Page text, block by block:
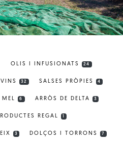
OLIS I INFUSIONATS 24
VINS 32 SALSES PRÒPIES 4
MEL 6 ARRÒS DE DELTA 3
REGAL
3 DOLÇOS I TORRONS 7
OLI
IDIOMA: